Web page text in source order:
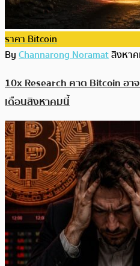
ราคา Bitcoin
ByChannarong Noramatสิงหา
10x Research คาด Bitcoin อ
เดือนสิงหาคมนี้